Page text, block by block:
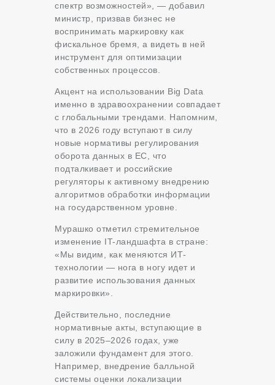
спектр возможностей», — добавил
министр, призвав бизнес не
воспринимать маркировку как
фискальное бремя, а видеть в ней
инструмент для оптимизации
собственных процессов.
Акцент на использовании Big Data
именно в здравоохранении совпадает
с глобальными трендами. Напомним,
что в 2026 году вступают в силу
новые нормативы регулирования
оборота данных в ЕС , что
подталкивает и российские
регуляторы к активному внедрению
алгоритмов обработки информации
на государственном уровне.
Мурашко отметил стремительное
изменение IT-ландшафта в стране:
«Мы видим, как меняются ИТ-
технологии — нога в ногу идет и
развитие использования данных
маркировки».
Действительно, последние
нормативные акты, вступающие в
силу в 2025–2026 годах, уже
заложили фундамент для этого.
Например, внедрение балльной
системы оценки локализации